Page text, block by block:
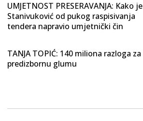
UMJETNOST PRESERAVANJA: Kako je
Stanivuković od pukog raspisivanja
tendera napravio umjetnički čin
TANJA TOPIĆ: 140 miliona razloga za
predizbornu glumu